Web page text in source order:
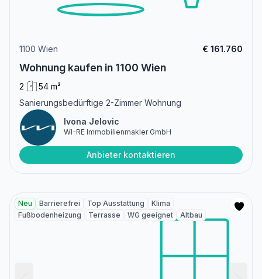
1100 Wien € 161.760
Wohnung kaufen in 1100 Wien
2
54 m²
Sanierungsbedürftige 2-Zimmer Wohnung
Ivona Jelovic
WI-RE Immobilienmakler GmbH
Anbieter kontaktieren
Neu Barrierefrei Top Ausstattung
Klima
Fußbodenheizung
Terrasse WG geeignet Altbau